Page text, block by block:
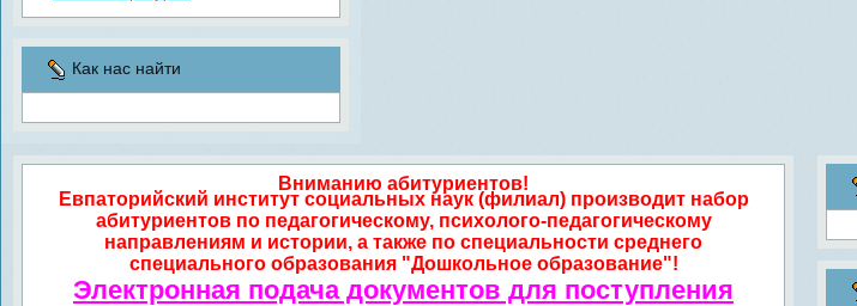
Как нас найти
Вниманию абитуриентов!
Евпаторийский институт социальных наук (филиал) производит набор
абитуриентов по педагогическому, психолого-педагогическому
направлениям и истории, а также по специальности среднего
специального образования "Дошкольное образование"!
Электронная подача документов для поступления